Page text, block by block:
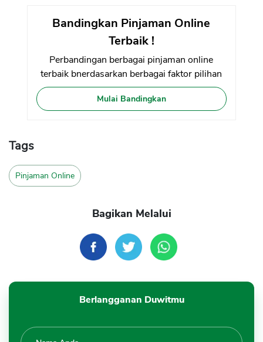
Bandingkan Pinjaman Online
Terbaik !
Perbandingan berbagai pinjaman online
terbaik bnerdasarkan berbagai faktor pilihan
Mulai Bandingkan
Tags
Pinjaman Online
Bagikan Melalui
Berlangganan Duwitmu